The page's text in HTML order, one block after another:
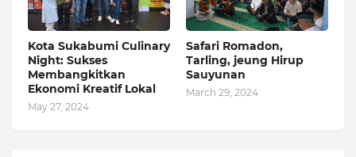
Kota Sukabumi Culinary
Night: Sukses
Membangkitkan
Ekonomi Kreatif Lokal
May 27, 2024
Safari Romadon,
Tarling, jeung Hirup
Sauyunan
March 29, 2024